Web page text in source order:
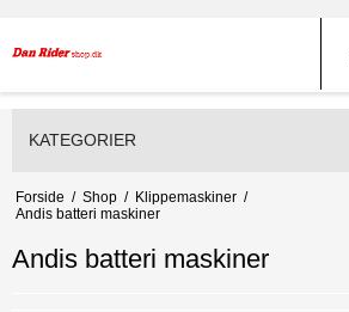
KATEGORIER
Forside / Shop / Klippemaskiner /
Andis batteri maskiner
Andis batteri maskiner